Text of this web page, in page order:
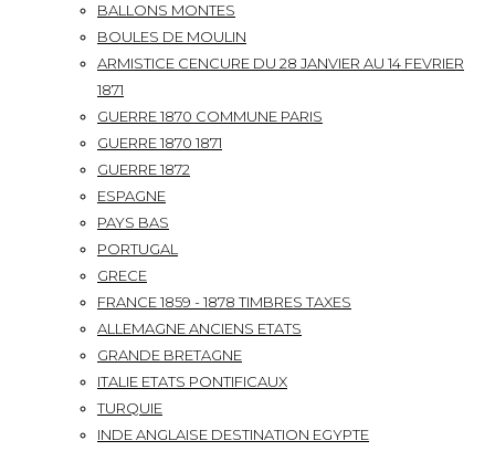
BALLONS MONTES
BOULES DE MOULIN
ARMISTICE CENCURE DU 28 JANVIER AU 14 FEVRIER
1871
GUERRE 1870 COMMUNE PARIS
GUERRE 1870 1871
GUERRE 1872
ESPAGNE
PAYS BAS
PORTUGAL
GRECE
FRANCE 1859 - 1878 TIMBRES TAXES
ALLEMAGNE ANCIENS ETATS
GRANDE BRETAGNE
ITALIE ETATS PONTIFICAUX
TURQUIE
INDE ANGLAISE DESTINATION EGYPTE